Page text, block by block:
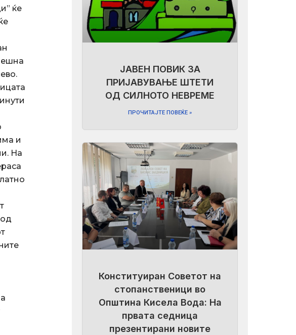
ќе
и
На
ЈАВЕН ПОВИК ЗА
ПРИЈАВУВАЊЕ ШТЕТИ
ОД СИЛНОТО НЕВРЕМЕ
ПРОЧИТАЈТЕ ПОВЕЌЕ »
Конституиран Советот на
стопанственици во
Општина Кисела Вода: На
првата седница
презентирани новите